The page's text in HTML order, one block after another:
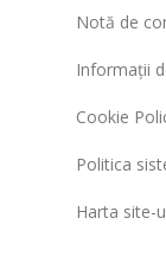
Notă de
Informații
Cookie
Politica
Harta site-